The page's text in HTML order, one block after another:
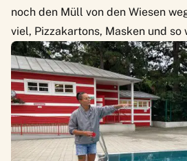
noch den Müll von den Wiesen
viel, Pizzakartons, Masken und so